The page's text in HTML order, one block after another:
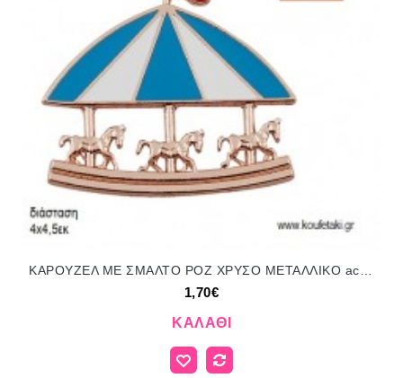
ΚΑΡΟΥΖΕΛ ΜΕ ΣΜΑΛΤΟ ΡΟΖ ΧΡΥΣΟ ΜΕΤΑΛΛΙΚΟ accessories για μπομπονιέρες - δώρα ΕΦ-051981/41105 1.70€!!!
1,70€
ΚΑΛΆΘΙ